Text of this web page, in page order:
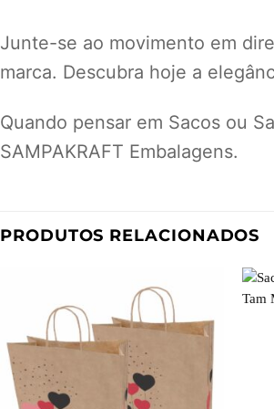
Junte-se ao movimento em
marca. Descubra hoje a
Quando pensar em Sacos ou
SAMPAKRAFT Embalagens.
PRODUTOS RELACIONADOS